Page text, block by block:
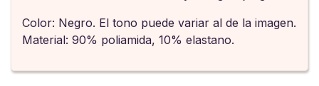
Color: Negro. El tono puede variar al de la imagen.
Material: 90% poliamida, 10% elastano.